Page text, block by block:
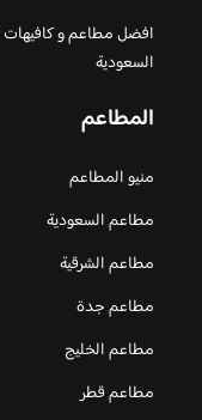
افضل مطاعم و كافيهات
السعودية
المطاعم
منيو المطاعم
مطاعم السعودية
مطاعم الشرقية
مطاعم جدة
مطاعم الخليج
مطاعم قطر